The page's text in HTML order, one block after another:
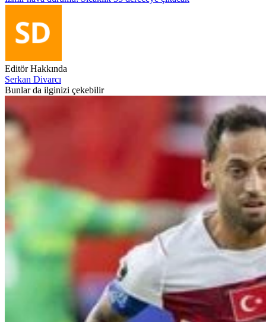
Editör Hakkında
Serkan Divarcı
Bunlar da ilginizi çekebilir